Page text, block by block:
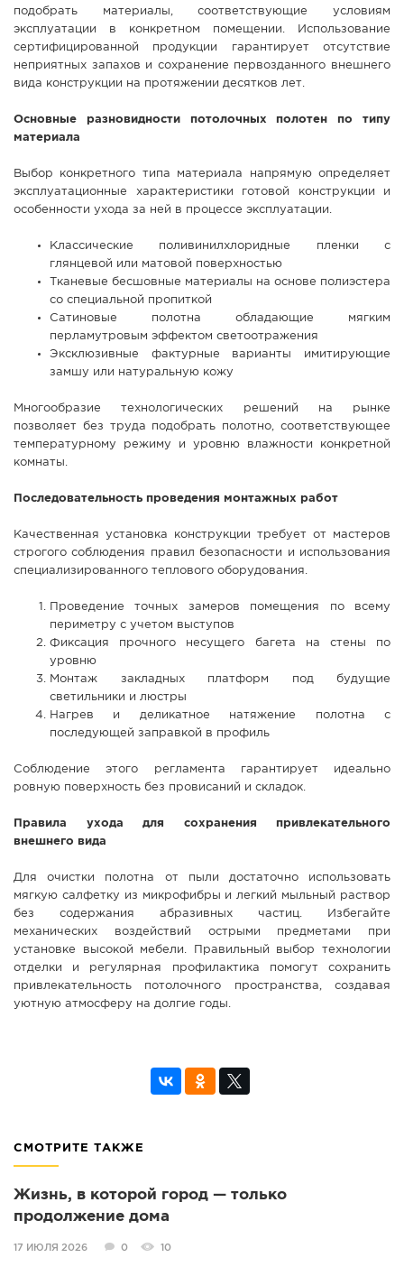
подобрать материалы, соответствующие условиям
эксплуатации в конкретном помещении. Использование
сертифицированной продукции гарантирует отсутствие
неприятных запахов и сохранение первозданного внешнего
вида конструкции на протяжении десятков лет.
Основные разновидности потолочных полотен по типу
материала
Выбор конкретного типа материала напрямую определяет
эксплуатационные характеристики готовой конструкции и
особенности ухода за ней в процессе эксплуатации.
Классические поливинилхлоридные пленки с
глянцевой или матовой поверхностью
Тканевые бесшовные материалы на основе полиэстера
со специальной пропиткой
Сатиновые полотна обладающие мягким
перламутровым эффектом светоотражения
Эксклюзивные фактурные варианты имитирующие
замшу или натуральную кожу
Многообразие технологических решений на рынке
позволяет без труда подобрать полотно, соответствующее
температурному режиму и уровню влажности конкретной
комнаты.
Последовательность проведения монтажных работ
Качественная установка конструкции требует от мастеров
строгого соблюдения правил безопасности и использования
специализированного теплового оборудования.
Проведение точных замеров помещения по всему
периметру с учетом выступов
Фиксация прочного несущего багета на стены по
уровню
Монтаж закладных платформ под будущие
светильники и люстры
Нагрев и деликатное натяжение полотна с
последующей заправкой в профиль
Соблюдение этого регламента гарантирует идеально
ровную поверхность без провисаний и складок.
Правила ухода для сохранения привлекательного
внешнего вида
Для очистки полотна от пыли достаточно использовать
мягкую салфетку из микрофибры и легкий мыльный раствор
без содержания абразивных частиц. Избегайте
механических воздействий острыми предметами при
установке высокой мебели. Правильный выбор технологии
отделки и регулярная профилактика помогут сохранить
привлекательность потолочного пространства, создавая
уютную атмосферу на долгие годы.
СМОТРИТЕ ТАКЖЕ
Жизнь, в которой город — только
продолжение дома
17 ИЮЛЯ 2026 0 10